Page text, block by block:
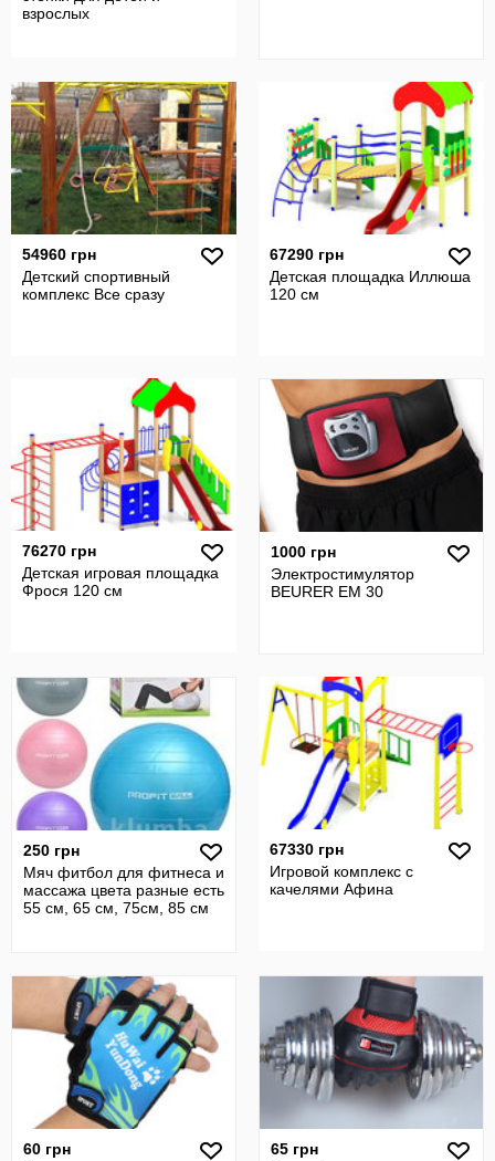
взрослых
54960 грн
Детский спортивный
комплекс Все сразу
67290 грн
Детская площадка Иллюша
120 см
76270 грн
Детская игровая площадка
Фрося 120 см
1000 грн
Электростимулятор
BEURER EM 30
250 грн
Мяч фитбол для фитнеса и
массажа цвета разные есть
55 см, 65 см, 75см, 85 см
67330 грн
Игровой комплекс с
качелями Афина
60 грн
65 грн